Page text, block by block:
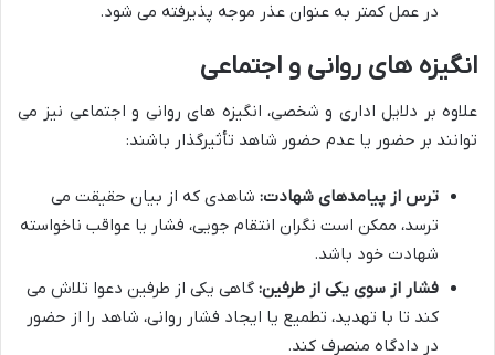
در عمل کمتر به عنوان عذر موجه پذیرفته می شود.
انگیزه های روانی و اجتماعی
علاوه بر دلایل اداری و شخصی، انگیزه های روانی و اجتماعی نیز می
توانند بر حضور یا عدم حضور شاهد تأثیرگذار باشند:
ترس از پیامدهای شهادت: شاهدی که از بیان حقیقت می
ترسد، ممکن است نگران انتقام جویی، فشار یا عواقب ناخواسته
شهادت خود باشد.
فشار از سوی یکی از طرفین: گاهی یکی از طرفین دعوا تلاش می
کند تا با تهدید، تطمیع یا ایجاد فشار روانی، شاهد را از حضور
در دادگاه منصرف کند.